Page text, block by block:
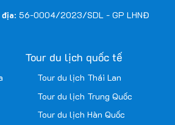
: 56-0004/2023/SDL - GP LHNĐ
Tour du lịch quốc tế
Tour du lịch Thái Lan
Tour du lịch Trung Quốc
Tour du lịch Hàn Quốc